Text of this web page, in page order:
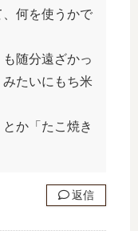
何を使うかで
随分遠ざかっ
たいにもち米
か「たこ焼き
返信